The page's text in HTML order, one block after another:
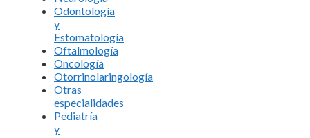
Odontología
y
Estomatología
Oftalmología
Oncología
Otorrinolaringología
Otras
especialidades
Pediatría
y